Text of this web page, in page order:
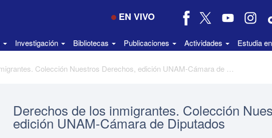
EN VIVO
Investigación Bibliotecas Publicaciones Actividades Estudia
Derechos de los inmigrantes. Colección Nuestros Derechos, edición UNAM-Cámara de Diputados
Derechos de los inmigrantes. Colección
edición UNAM-Cámara de Diputados